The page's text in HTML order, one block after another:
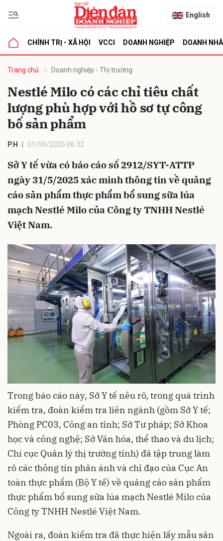
English
CHÍNH TRỊ - XÃ HỘI VCCI DOANH NGHIỆP DOANH
Trang chủ Doanh nghiệp - Thị trường
Nestlé Milo có các chỉ tiêu chất
lượng phù hợp với hồ sơ tự công
bố sản phẩm
P.H 01/06/2025 06:32
Sở Y tế vừa có báo cáo số 2912/SYT-ATTP
ngày 31/5/2025 xác minh thông tin về quảng
cáo sản phẩm thực phẩm bổ sung sữa lúa
mạch Nestlé Milo của Công ty TNHH Nestlé
Việt Nam.
Trong báo cáo này, Sở Y tế nêu rõ, trong quá trình
kiểm tra, đoàn kiểm tra liên ngành (gồm Sở Y tế;
Phòng PC03, Công an tỉnh; Sở Tư pháp; Sở Khoa
học và công nghệ; Sở Văn hóa, thể thao và du lịch;
Chi cục Quản lý thị trường tỉnh) đã tập trung làm
rõ các thông tin phản ánh và chỉ đạo của Cục An
toàn thực phẩm (Bộ Y tế) về quảng cáo sản phẩm
thực phẩm bổ sung sữa lúa mạch Nestlé Milo của
Công ty TNHH Nestlé Việt Nam.
Ngoài ra, đoàn kiểm tra đã thực hiện lấy mẫu sản
luận
Hủy